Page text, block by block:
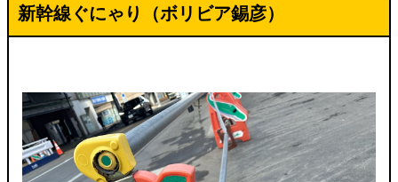
新幹線ぐにゃり（ボリビア錫彦）